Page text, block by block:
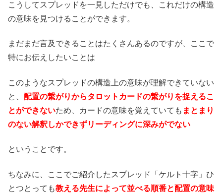
こうしてスプレッドを一見しただけでも、これだけの構造
の意味を見つけることができます。
まだまだ言及できることはたくさんあるのですが、ここで
特にお伝えしたいことは
このようなスプレッドの構造上の意味が理解できていない
と、 配置の繋がりからタロットカードの繋がりを捉えるこ
とができないため、カードの意味を覚えていても まとまり
のない解釈しかできずリーディングに深みがでない
ということです。
ちなみに、ここでご紹介したスプレッド「ケルト十字」ひ
とつとっても教える先生によって並べる順番と配置の意味